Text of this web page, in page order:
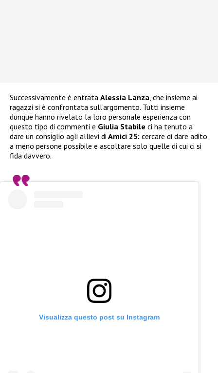
Successivamente è entrata Alessia Lanza, che insieme ai
ragazzi si è confrontata sull’argomento. Tutti insieme
dunque hanno rivelato la loro personale esperienza con
questo tipo di commenti e Giulia Stabile ci ha tenuto a
dare un consiglio agli allievi di Amici 25: cercare di dare adito
a meno persone possibile e ascoltare solo quelle di cui ci si
fida davvero.
Visualizza questo post su Instagram